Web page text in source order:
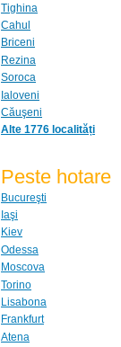
Tighina
Cahul
Briceni
Rezina
Soroca
Ialoveni
Căuşeni
Alte 1776 localități
Peste hotare
Bucureşti
Iaşi
Kiev
Odessa
Moscova
Torino
Lisabona
Frankfurt
Atena